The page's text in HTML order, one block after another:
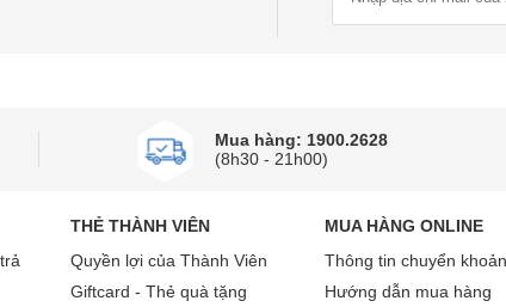
20m² trở lên, cho phép người dùng thưởng thức các nội
giải ảnh hiệu quả
Hisense 4K 65 Inch 65A6Q chính là công nghệ 4K AI
Mua hàng: 1900.2628
(8h30 - 21h00)
THẺ THÀNH VIÊN
Quyền lợi của Thành Viên
Giftcard - Thẻ quà tặng
MUA HÀNG ONLINE
Thông tin chuyển khoản
Hướng dẫn mua hàng